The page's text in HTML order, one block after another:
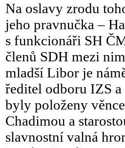
Na oslavy zrodu
jeho pravnučka –
s funkcionáři SH
členů SDH mezi
mladší Libor je
ředitel odboru IZS
byly položeny
Chadimou a
slavnostní valná